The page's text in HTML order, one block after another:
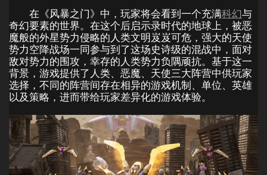
在《风暴之门》中，玩家将会看到一个充满科幻与
奇幻要素的世界。在这个后启示录时代的地球上，被恶
魔般的外星势力侵略的人类文明岌岌可危，强大的天使
势力空降战场一同参与到了这场史诗级的混战中，面对
敌对势力的围攻，幸存的人类势力负隅顽抗。基于这一
背景，游戏提供了人类、恶魔、天使三大阵营中供玩家
选择，不同的阵营间存在相异的游戏机制、单位、英雄
以及策略，进而带给玩家差异化的游戏体验。